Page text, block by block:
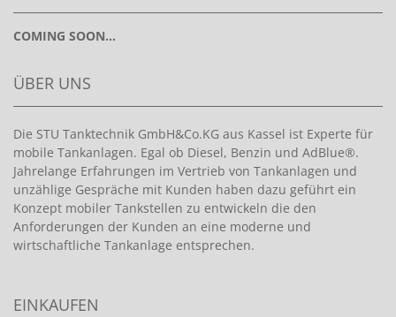
COMING SOON...
ÜBER UNS
Die STU Tanktechnik GmbH&Co.KG aus Kassel ist Experte für
mobile Tankanlagen. Egal ob Diesel, Benzin und AdBlue®.
Jahrelange Erfahrungen im Vertrieb von Tankanlagen und
unzählige Gespräche mit Kunden haben dazu geführt ein
Konzept mobiler Tankstellen zu entwickeln die den
Anforderungen der Kunden an eine moderne und
wirtschaftliche Tankanlage entsprechen.
EINKAUFEN